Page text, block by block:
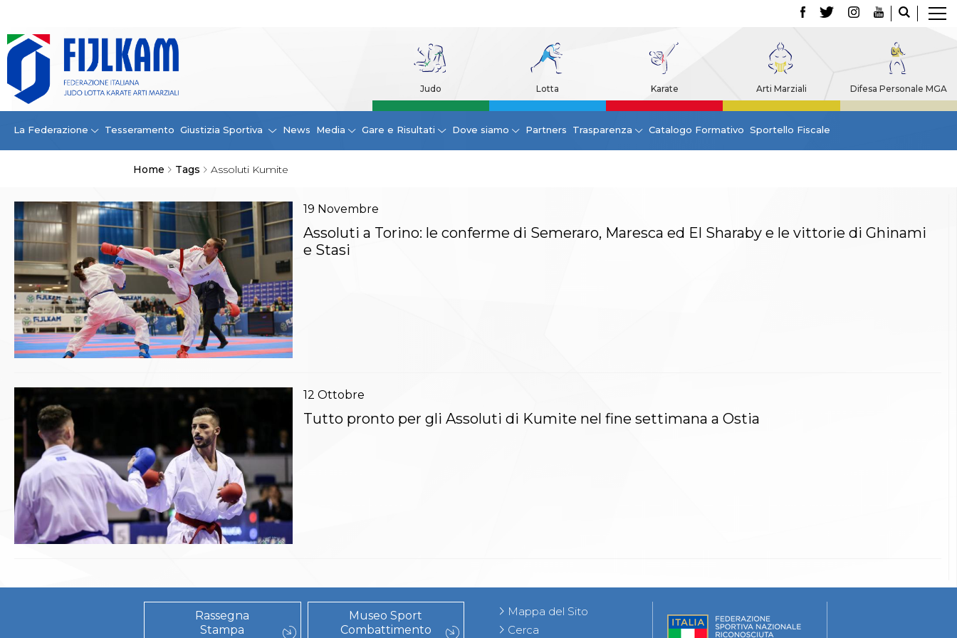
Judo Lotta Karate Arti Marziali Difesa Personale MGA
La Federazione Tesseramento Giustizia Sportiva News Media Gare e Risultati Dove siamo Partners Trasparenza Catalogo Formativo Sportello Fiscale
Home Tags Assoluti Kumite
La Federazione
La FIJLKAM
Organigramma
Storia
Campioni di tutti i tempi
News
Convenzioni
Tecnici
Contatti
Safeguarding Policy
Ufficiali di Gara
Antidoping e tutela sanitaria
Tesseramento
Contatti
Norme e modulistica Affiliazioni e Tesseramenti
Polizza Assicurativa
Classifica Società Sportive con più di 100 atleti
Giustizia Sportiva
Protocollo udienze in videoconferenza
Documenti e Modulistica
Contatti
Provvedimenti in corso
Sentenze Giudice Sportivo
Sentenze Tribunale Federale
Sentenze Corte Sportiva e Federale di Appello
Sentenze di 1° Grado
Sentenze CAF
Dispositivi Tribunale Federale
Dispositivi Corte Sportiva e Federale di Appello
Spese per l’accesso alla Giustizia
Gare e Risultati
19 Novembre
Assoluti a Torino: le conferme di Semeraro, Maresca ed El Sharaby e le vittorie di Ghinami
e Stasi
12 Ottobre
Tutto pronto per gli Assoluti di Kumite nel fine settimana a Ostia
Rassegna
Stampa
Museo Sport
Combattimento
Mappa del Sito
Cerca